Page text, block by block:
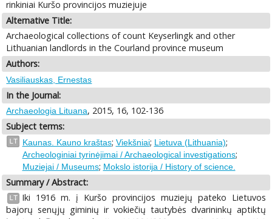
rinkiniai Kuršo provincijos muziejuje
Alternative Title:
Archaeological collections of count Keyserlingk and other
Lithuanian landlords in the Courland province museum
Authors:
Vasiliauskas, Ernestas
In the Journal:
Archaeologia Lituana, 2015, 16, 102-136
Subject terms:
LT Kaunas. Kauno kraštas; Viekšniai; Lietuva (Lithuania);
Archeologiniai tyrinėjimai / Archaeological investigations;
Muziejai / Museums; Mokslo istorija / History of science.
Summary / Abstract:
LT
Iki 1916 m. į Kuršo provincijos muziejų pateko Lietuvos
bajorų senųjų giminių ir vokiečių tautybės dvarininkų aptiktų